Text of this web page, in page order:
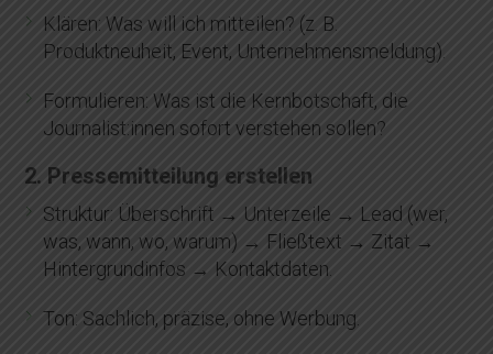
Klären: Was will ich mitteilen? (z. B.
Produktneuheit, Event, Unternehmensmeldung).
Formulieren: Was ist die Kernbotschaft, die
Journalist:innen sofort verstehen sollen?
2. Pressemitteilung erstellen
Struktur: Überschrift → Unterzeile → Lead (wer,
was, wann, wo, warum) → Fließtext → Zitat →
Hintergrundinfos → Kontaktdaten.
Ton: Sachlich, präzise, ohne Werbung.